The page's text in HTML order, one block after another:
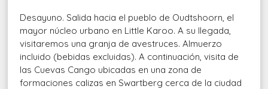
Desayuno. Salida hacia el pueblo de Oudtshoorn, el
mayor núcleo urbano en Little Karoo. A su llegada,
visitaremos una granja de avestruces. Almuerzo
incluido (bebidas excluidas). A continuación, visita de
las Cuevas Cango ubicadas en una zona de
formaciones calizas en Swartberg cerca de la ciudad